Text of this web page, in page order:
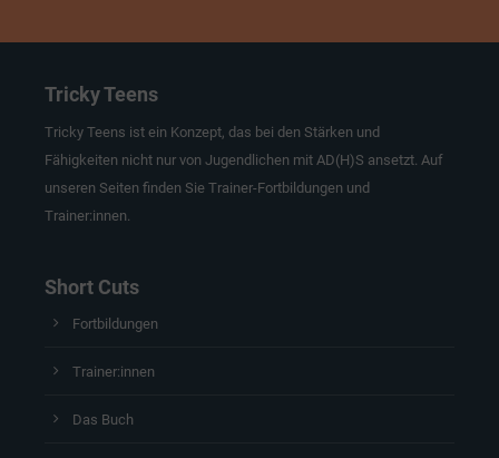
Tricky Teens
Tricky Teens ist ein Konzept, das bei den Stärken und
Fähigkeiten nicht nur von Jugendlichen mit AD(H)S ansetzt. Auf
unseren Seiten finden Sie Trainer-Fortbildungen und
Trainer:innen.
Short Cuts
Fortbildungen
Trainer:innen
Das Buch